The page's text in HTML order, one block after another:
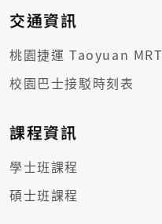
交通資訊
桃園捷運 Taoyuan MRT
校園巴士接駁時刻表
課程資訊
學士班課程
碩士班課程